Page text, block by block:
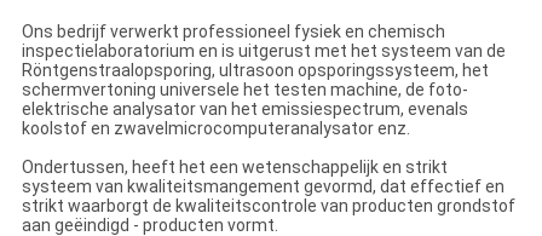
Ons bedrijf verwerkt professioneel fysiek en chemisch
inspectielaboratorium en is uitgerust met het systeem van de
Röntgenstraalopsporing, ultrasoon opsporingssysteem, het
schermvertoning universele het testen machine, de foto-
elektrische analysator van het emissiespectrum, evenals
koolstof en zwavelmicrocomputeranalysator enz.
Ondertussen, heeft het een wetenschappelijk en strikt
systeem van kwaliteitsmangement gevormd, dat effectief en
strikt waarborgt de kwaliteitscontrole van producten grondstof
aan geëindigd - producten vormt.